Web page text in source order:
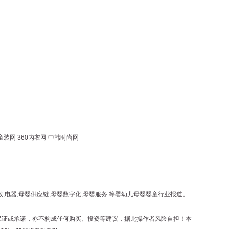
装网 360内衣网 中韩时尚网
器,母婴供应链,母婴数字化,母婴服务 等婴幼儿母婴婴童行业报道。
或承诺，亦不构成任何购买、投资等建议，据此操作者风险自担！本